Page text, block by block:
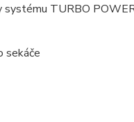
systému TURBO
sekáče